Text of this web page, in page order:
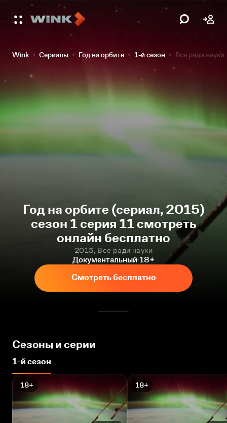
Wink Сериалы Год на орбите 1-й сезон Все ради науки
Год на орбите (сериал, 2015)
сезон 1 серия 11 смотреть
онлайн бесплатно
2015, Все ради науки
Документальный 18+
Смотреть бесплатно
Сезоны и серии
1-й сезон
18+ 18+